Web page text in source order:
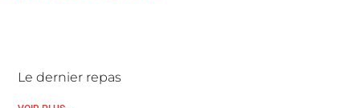
Le dernier repas